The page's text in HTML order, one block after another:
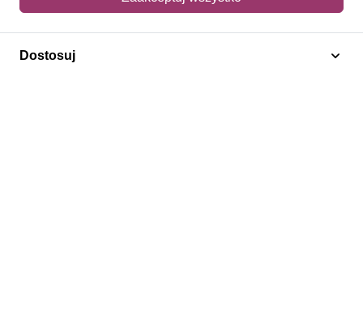
Adres dostawy
Polecamy
Dostosuj